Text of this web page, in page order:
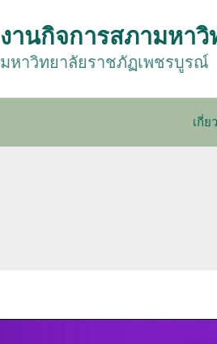
งานกิจการสภามหา
มหาวิทยาลัยราชภัฏเพชรบูรณ์
เกี่